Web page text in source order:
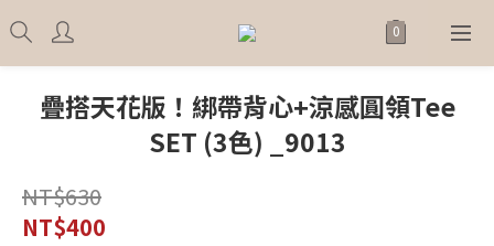
疊搭天花版！綁帶背心+涼感圓領Tee
SET (3色) _9013
NT$630
NT$400